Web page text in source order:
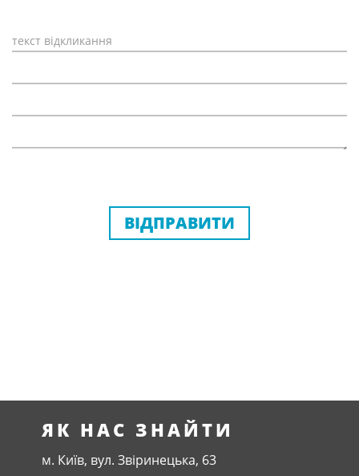
ВІДПРАВИТИ
ЯК НАС ЗНАЙТИ
м. Київ, вул. Звіринецька, 63